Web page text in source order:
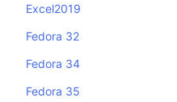
Excel2019
Fedora 32
Fedora 34
Fedora 35